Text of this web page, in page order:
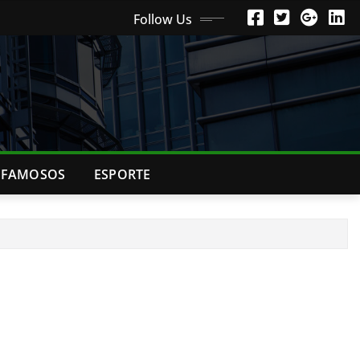
Follow Us
FAMOSOS ESPORTE